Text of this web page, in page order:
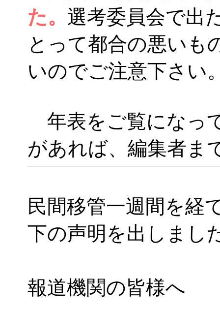
た。 選考委員会で出
とって都合の悪いも
いのでご注意下さい
年表をご覧になっ
があれば、編集者ま
民間移管一週間を経
下の声明を出しまし
報道機関の皆様へ